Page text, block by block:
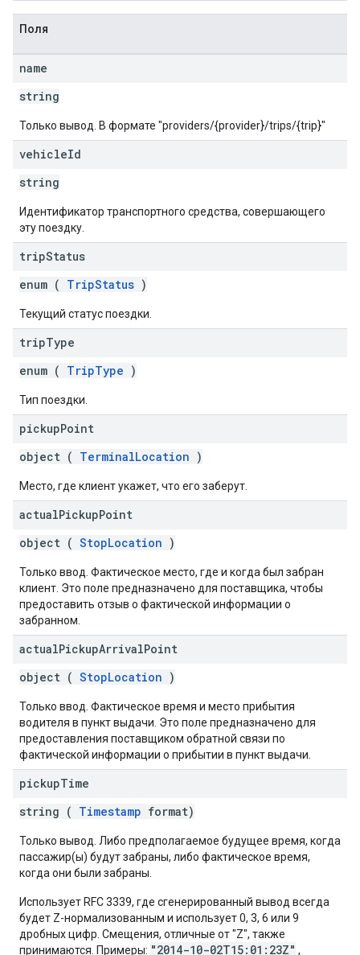
Поля
name
string
Только вывод. В формате "providers/{provider}/trips/{trip}"
vehicleId
string
Идентификатор транспортного средства, совершающего
эту поездку.
tripStatus
enum ( TripStatus )
Текущий статус поездки.
tripType
enum ( TripType )
Тип поездки.
pickupPoint
object ( TerminalLocation )
Место, где клиент укажет, что его заберут.
actualPickupPoint
object ( StopLocation )
Только ввод. Фактическое место, где и когда был забран
клиент. Это поле предназначено для поставщика, чтобы
предоставить отзыв о фактической информации о
забранном.
actualPickupArrivalPoint
object ( StopLocation )
Только ввод. Фактическое время и место прибытия
водителя в пункт выдачи. Это поле предназначено для
предоставления поставщиком обратной связи по
фактической информации о прибытии в пункт выдачи.
pickupTime
string ( Timestamp format)
Только вывод. Либо предполагаемое будущее время, когда
пассажир(ы) будут забраны, либо фактическое время,
когда они были забраны.
Использует RFC 3339, где сгенерированный вывод всегда
будет Z-нормализованным и использует 0, 3, 6 или 9
дробных цифр. Смещения, отличные от "Z", также
принимаются. Примеры: "2014-10-02T15:01:23Z" ,